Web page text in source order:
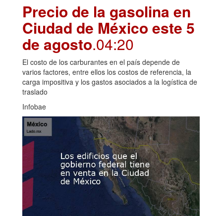
Precio de la gasolina en
Ciudad de México este 5
de agosto.04:20
El costo de los carburantes en el país depende de
varios factores, entre ellos los costos de referencia, la
carga impositiva y los gastos asociados a la logística de
traslado
Infobae